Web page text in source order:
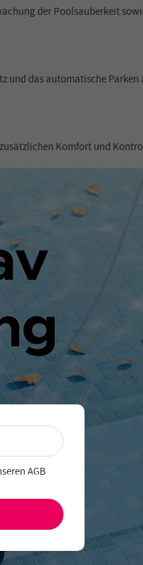
der Poolsauberkeit
und das automatische
Komfort und
AGB